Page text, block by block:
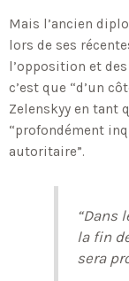
Mais l’ancien
lors de ses
l’opposition et
c’est que “d’un
Zelenskyy en tant
“profondément
autoritaire”.
“Dans
la fin
sera